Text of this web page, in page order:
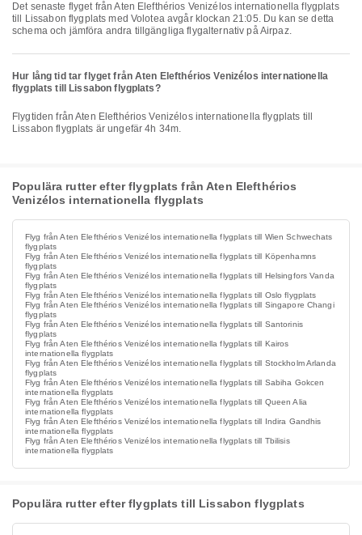
Det senaste flyget från Aten Elefthérios Venizélos internationella flygplats
till Lissabon flygplats med Volotea avgår klockan 21:05. Du kan se detta
schema och jämföra andra tillgängliga flygalternativ på Airpaz.
Hur lång tid tar flyget från Aten Elefthérios Venizélos internationella
flygplats till Lissabon flygplats?
Flygtiden från Aten Elefthérios Venizélos internationella flygplats till
Lissabon flygplats är ungefär 4h 34m.
Populära rutter efter flygplats från Aten Elefthérios
Venizélos internationella flygplats
Flyg från Aten Elefthérios Venizélos internationella flygplats till Wien Schwechats
flygplats
Flyg från Aten Elefthérios Venizélos internationella flygplats till Köpenhamns
flygplats
Flyg från Aten Elefthérios Venizélos internationella flygplats till Helsingfors Vanda
flygplats
Flyg från Aten Elefthérios Venizélos internationella flygplats till Oslo flygplats
Flyg från Aten Elefthérios Venizélos internationella flygplats till Singapore Changi
flygplats
Flyg från Aten Elefthérios Venizélos internationella flygplats till Santorinis
flygplats
Flyg från Aten Elefthérios Venizélos internationella flygplats till Kairos
internationella flygplats
Flyg från Aten Elefthérios Venizélos internationella flygplats till Stockholm Arlanda
flygplats
Flyg från Aten Elefthérios Venizélos internationella flygplats till Sabiha Gokcen
internationella flygplats
Flyg från Aten Elefthérios Venizélos internationella flygplats till Queen Alia
internationella flygplats
Flyg från Aten Elefthérios Venizélos internationella flygplats till Indira Gandhis
internationella flygplats
Flyg från Aten Elefthérios Venizélos internationella flygplats till Tbilisis
internationella flygplats
Populära rutter efter flygplats till Lissabon flygplats